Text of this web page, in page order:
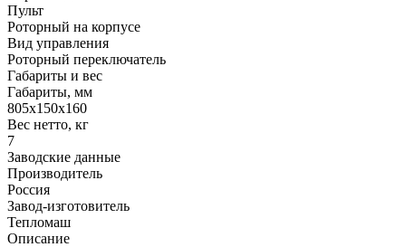
Пульт
Роторный на корпусе
Вид управления
Роторный переключатель
Габариты и вес
Габариты, мм
805х150х160
Вес нетто, кг
7
Заводские данные
Производитель
Россия
Завод-изготовитель
Тепломаш
Описание